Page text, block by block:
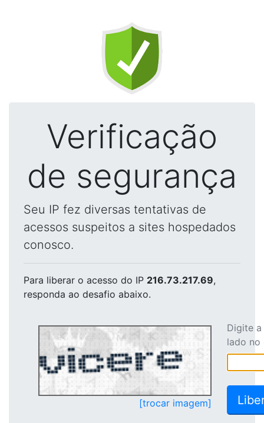
Verificação
de segurança
Seu IP fez diversas tentativas de
acessos suspeitos a sites hospedados
conosco.
Para liberar o acesso do IP 216.73.217.69,
responda ao desafio abaixo.
[trocar imagem]
Digite
lado no